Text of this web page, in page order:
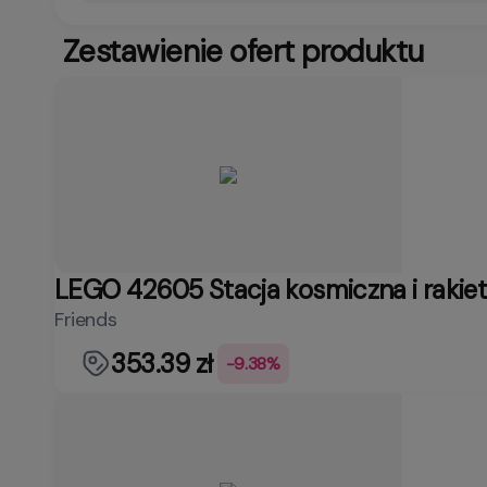
Zestawienie ofert produktu
LEGO 42605 Stacja kosmiczna i
Friends
353.39 zł -9.38%